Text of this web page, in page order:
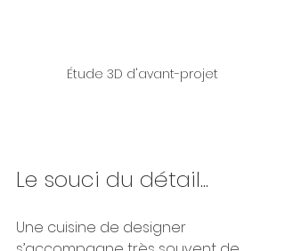
Étude 3D d'avant-projet
Le souci du détail...
Une cuisine de designer